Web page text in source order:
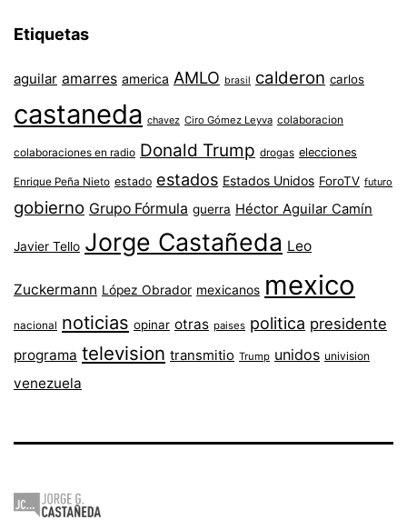
Etiquetas
aguilar amarres america AMLO brasil calderon carlos
castaneda chavez Ciro Gómez Leyva colaboracion
colaboraciones en radio Donald Trump drogas elecciones
Enrique Peña Nieto estado estados Estados Unidos ForoTV futuro
gobierno Grupo Fórmula guerra Héctor Aguilar Camín
Javier Tello Jorge Castañeda Leo
Zuckermann López Obrador mexicanos mexico
nacional noticias opinar otras paises politica presidente
programa television transmitio Trump unidos univision
venezuela